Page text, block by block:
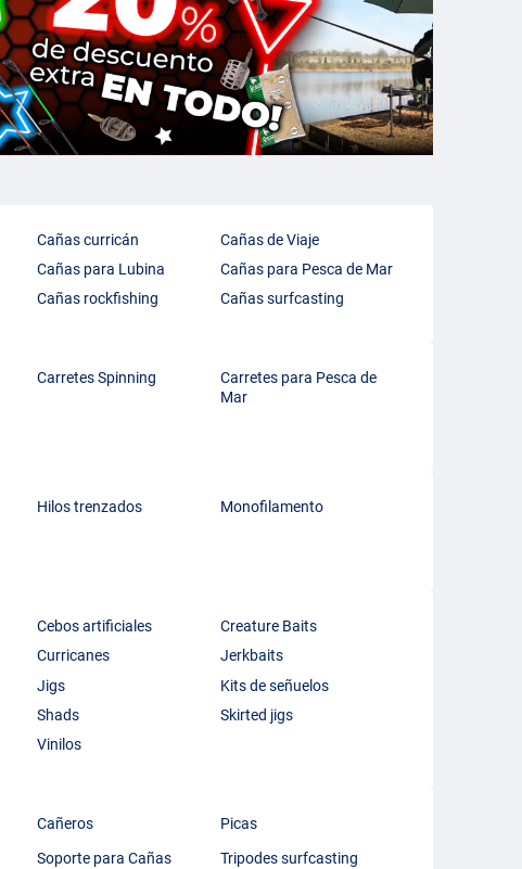
Cañas curricán
Cañas de Viaje
Cañas para Lubina
Cañas para Pesca de Mar
Cañas rockfishing Cañas surfcasting
Carretes Spinning
Carretes para Pesca de
Mar
Hilos trenzados Monofilamento
Cebos artificiales
Creature Baits
Curricanes
Jerkbaits
Jigs
Kits de señuelos
Shads
Skirted jigs
Vinilos
Cañeros
Picas
Soporte para Cañas Tripodes surfcasting